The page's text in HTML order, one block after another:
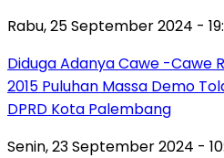
Rabu, 25 September 2024 -
Diduga Adanya Cawe -Cawe
2015 Puluhan Massa Demo
DPRD Kota Palembang
Senin, 23 September 2024 -